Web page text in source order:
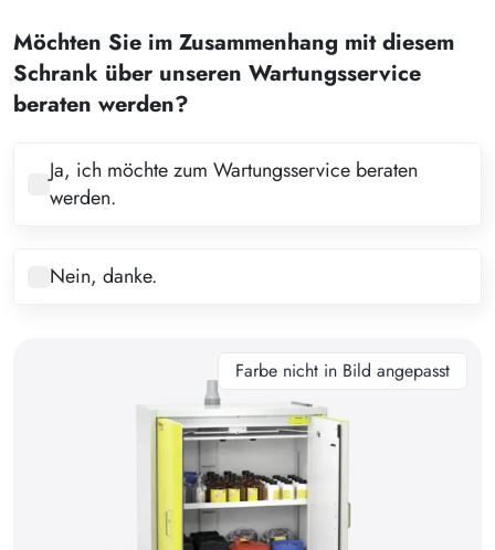
3
4
6
7
9
Möchten Sie im Zusammenhang mit diesem
Schrank über unseren Wartungsservice
beraten werden?
Ja, ich möchte zum Wartungsservice beraten
werden.
Nein, danke.
Farbe nicht in Bild angepasst